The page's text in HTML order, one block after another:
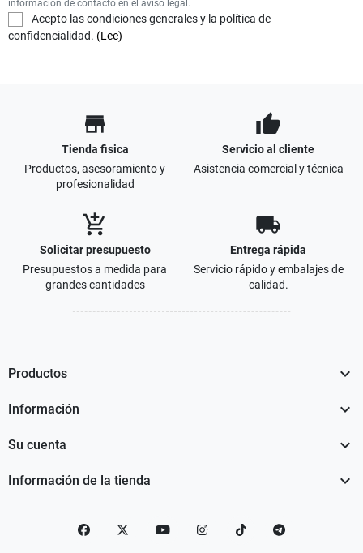
información de contacto en el aviso legal.
Acepto las condiciones generales y la política de
confidencialidad. (Lee)
store
Tienda fisica
Productos, asesoramiento y
profesionalidad
thumb_up
Servicio al cliente
Asistencia comercial y técnica
add_shopping_cart
Solicitar presupuesto
Presupuestos a medida para
grandes cantidades
local_shipping
Entrega rápida
Servicio rápido y embalajes de
calidad.
Productos 
Información 
Su cuenta 
Información de la tienda 